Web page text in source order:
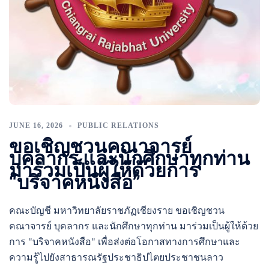
JUNE 16, 2026 PUBLIC RELATIONS
ขอเชิญชวนคณาจารย์
บุคลากร และนักศึกษาทุกท่าน
มาร่วมเป็นผู้ให้ด้วยการ
“บริจาคหนังสือ”
คณะบัญชี มหาวิทยาลัยราชภัฏเชียงราย ขอเชิญชวน
คณาจารย์ บุคลากร และนักศึกษาทุกท่าน มาร่วมเป็นผู้ให้ด้วย
การ "บริจาคหนังสือ" เพื่อส่งต่อโอกาสทางการศึกษาและ
ความรู้ไปยังสาธารณรัฐประชาธิปไตยประชาชนลาว